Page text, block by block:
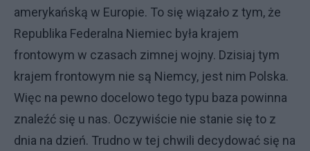
amerykańską w Europie. To się wiązało z tym, że
Republika Federalna Niemiec była krajem
frontowym w czasach zimnej wojny. Dzisiaj tym
krajem frontowym nie są Niemcy, jest nim Polska.
Więc na pewno docelowo tego typu baza powinna
znaleźć się u nas. Oczywiście nie stanie się to z
dnia na dzień. Trudno w tej chwili decydować się na